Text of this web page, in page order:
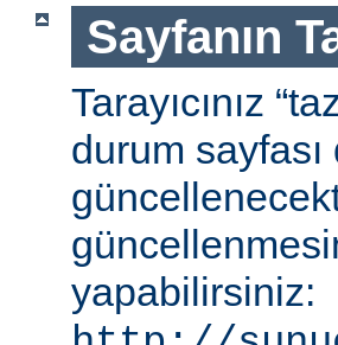
Sayfanın
Tarayıcınız
durum
yapabilirsiniz: